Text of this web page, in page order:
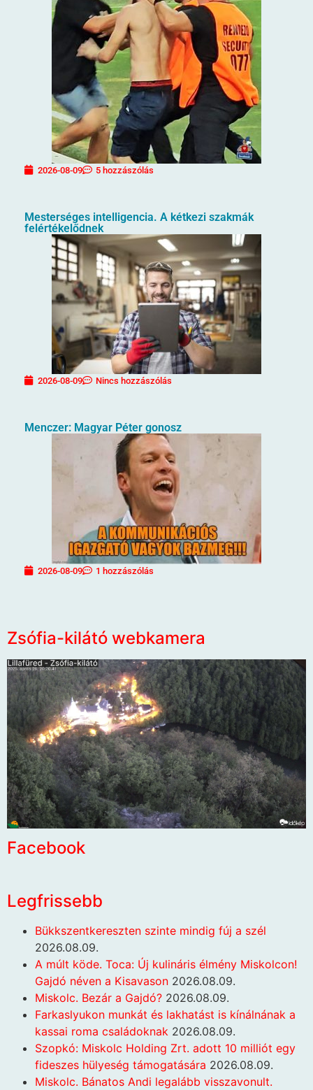
2026-08-09 5 hozzászólás
Mesterséges intelligencia. A kétkezi szakmák
felértékelődnek
2026-08-09 Nincs hozzászólás
Menczer: Magyar Péter gonosz
2026-08-09 1 hozzászólás
Zsófia-kilátó webkamera
Facebook
Legfrissebb
Bükkszentkereszten szinte mindig fúj a szél
2026.08.09.
A múlt köde. Toca: Új kulináris élmény Miskolcon!
Gajdó néven a Kisavason 2026.08.09.
Miskolc. Bezár a Gajdó? 2026.08.09.
Farkaslyukon munkát és lakhatást is kínálnának a
kassai roma családoknak 2026.08.09.
Szopkó: Miskolc Holding Zrt. adott 10 milliót egy
fideszes hülyeség támogatására 2026.08.09.
Miskolc. Bánatos Andi legalább visszavonult.